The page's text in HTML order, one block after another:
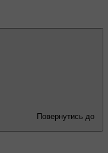
Повернутись до